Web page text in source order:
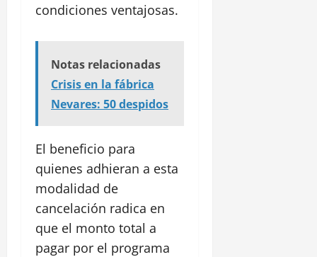
condiciones ventajosas.
Notas relacionadas
Crisis en la fábrica
Nevares: 50 despidos
El beneficio para
quienes adhieran a esta
modalidad de
cancelación radica en
que el monto total a
pagar por el programa